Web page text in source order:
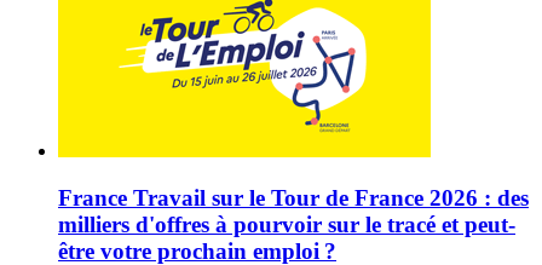
France Travail sur le Tour de France 2026 : des
milliers d'offres à pourvoir sur le tracé et peut-
être votre prochain emploi ?